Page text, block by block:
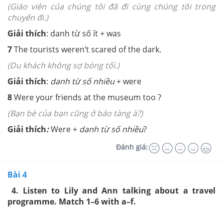
(Giáo viên của chúng tôi đã đi cùng chúng tôi trong
chuyến đi.)
Giải thích: danh từ số ít + was
7The tourists weren’tscared of the dark.
(Du khách không sợ bóng tối.)
Giải thích: danh từ số nhiều+ were
8Wereyour friends at the museum too ?
(Bạn bè của bạn cũng ở bảo tàng à?)
Giải thích:Were + danh từ số nhiều?
Đánh giá:
Bài 4
4. Listen to Lily and Ann talking about a travel
programme. Match 1–6 with a–f.